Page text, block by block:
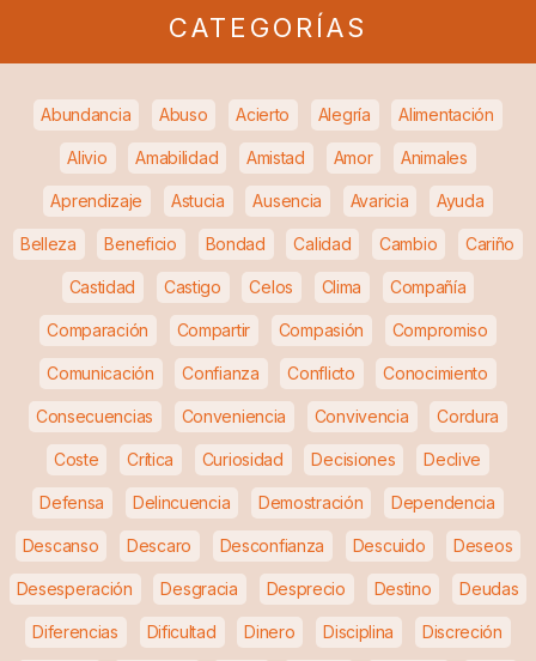
CATEGORÍAS
Abundancia Abuso Acierto Alegría Alimentación
Alivio Amabilidad Amistad Amor Animales
Aprendizaje Astucia Ausencia Avaricia Ayuda
Belleza Beneficio Bondad Calidad Cambio Cariño
Castidad Castigo Celos Clima Compañía
Comparación Compartir Compasión Compromiso
Comunicación Confianza Conflicto Conocimiento
Consecuencias Conveniencia Convivencia Cordura
Coste Crítica Curiosidad Decisiones Declive
Defensa Delincuencia Demostración Dependencia
Descanso Descaro Desconfianza Descuido Deseos
Desesperación Desgracia Desprecio Destino Deudas
Diferencias Dificultad Dinero Disciplina Discreción